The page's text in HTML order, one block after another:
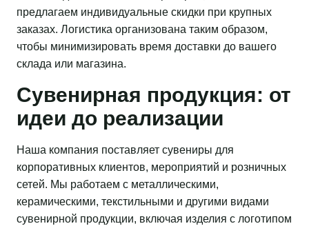
предлагаем индивидуальные скидки при крупных
заказах. Логистика организована таким образом,
чтобы минимизировать время доставки до вашего
склада или магазина.
Сувенирная продукция: от
идеи до реализации
Наша компания поставляет сувениры для
корпоративных клиентов, мероприятий и розничных
сетей. Мы работаем с металлическими,
керамическими, текстильными и другими видами
сувенирной продукции, включая изделия с логотипом